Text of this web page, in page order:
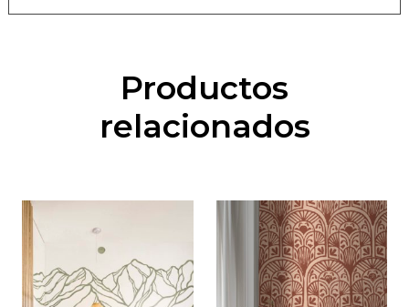
Productos
relacionados